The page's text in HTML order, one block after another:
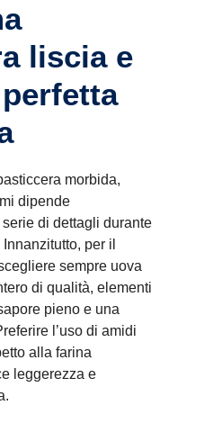
liscia e
morbida,
dipende
di dettagli durante
per il
sempre uova
di qualità, elementi
pieno e una
l’uso di amidi
alla farina
leggerezza e